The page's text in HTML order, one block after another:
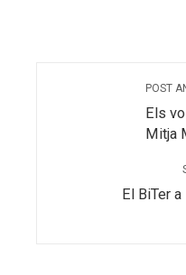
POST
Els
Mitja
El BiTer